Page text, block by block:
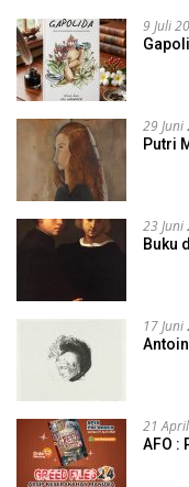
9 Juli
29 Juni
Putri
23 Juni
Buku
17
21
AFO :